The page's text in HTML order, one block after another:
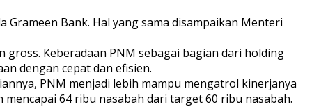
Bank. Hal yang sama disampaikan Menteri
Keberadaan PNM sebagai bagian dari holding
dengan cepat dan efisien.
PNM menjadi lebih mampu mengatrol kinerjanya
64 ribu nasabah dari target 60 ribu nasabah.